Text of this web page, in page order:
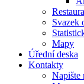
Svazek
Mapy
Úřední deska
Kontakty
Napište